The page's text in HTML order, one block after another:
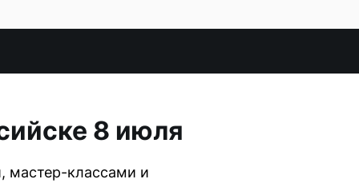
8 июля
мастер-классами и